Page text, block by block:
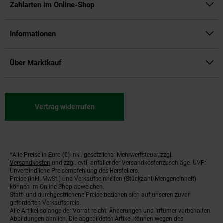
Zahlarten im Online-Shop
Informationen
Über Marktkauf
Vertrag widerrufen
Fußnoten
*Alle Preise in Euro (€) inkl. gesetzlicher Mehrwertsteuer, zzgl.
Versandkosten und zzgl. evtl. anfallender Versandkostenzuschläge. UVP:
Unverbindliche Preisempfehlung des Herstellers.
Preise (inkl. MwSt.) und Verkaufseinheiten (Stückzahl/Mengeneinheit)
können im Online-Shop abweichen.
Statt- und durchgestrichene Preise beziehen sich auf unseren zuvor
geforderten Verkaufspreis.
Alle Artikel solange der Vorrat reicht! Änderungen und Irrtümer vorbehalten.
Abbildungen ähnlich. Die abgebildeten Artikel können wegen des